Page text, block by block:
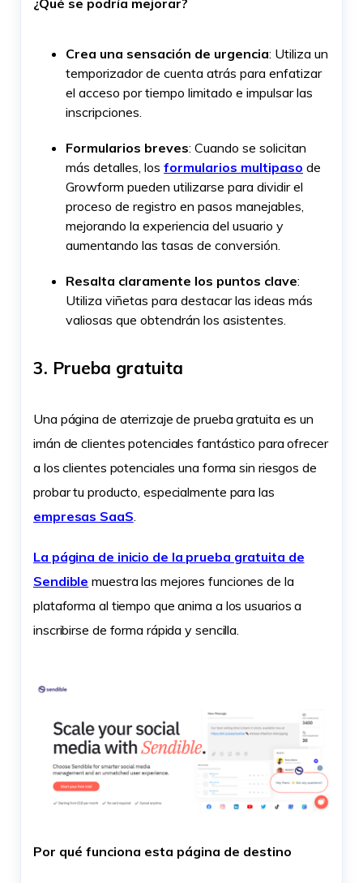
¿Qué se podría mejorar?
Crea una sensación de urgencia: Utiliza un
temporizador de cuenta atrás para enfatizar
el acceso por tiempo limitado e impulsar las
inscripciones.
Formularios breves: Cuando se solicitan
más detalles, los formularios multipaso de
Growform pueden utilizarse para dividir el
proceso de registro en pasos manejables,
mejorando la experiencia del usuario y
aumentando las tasas de conversión.
Resalta claramente los puntos clave:
Utiliza viñetas para destacar las ideas más
valiosas que obtendrán los asistentes.
3. Prueba gratuita
Una página de aterrizaje de prueba gratuita es un
imán de clientes potenciales fantástico para ofrecer
a los clientes potenciales una forma sin riesgos de
probar tu producto, especialmente para las
empresas SaaS.
La página de inicio de la prueba gratuita de
Sendible muestra las mejores funciones de la
plataforma al tiempo que anima a los usuarios a
inscribirse de forma rápida y sencilla.
Por qué funciona esta página de destino